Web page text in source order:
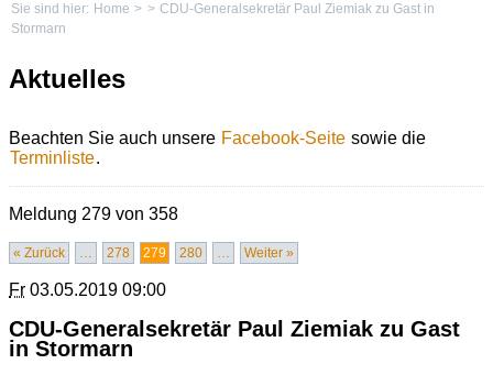
Sie sind hier: Home > > CDU-Generalsekretär Paul Ziemiak zu Gast in
Stormarn
Aktuelles
Beachten Sie auch unsere Facebook-Seite sowie die
Terminliste.
Meldung 279 von 358
« Zurück … 278 279 280 … Weiter »
Fr 03.05.2019 09:00
CDU-Generalsekretär Paul Ziemiak zu Gast
in Stormarn